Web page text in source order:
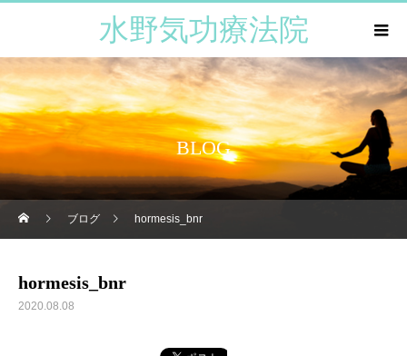
水野気功療法院
BLOG
ブログ hormesis_bnr
hormesis_bnr
2020.08.08